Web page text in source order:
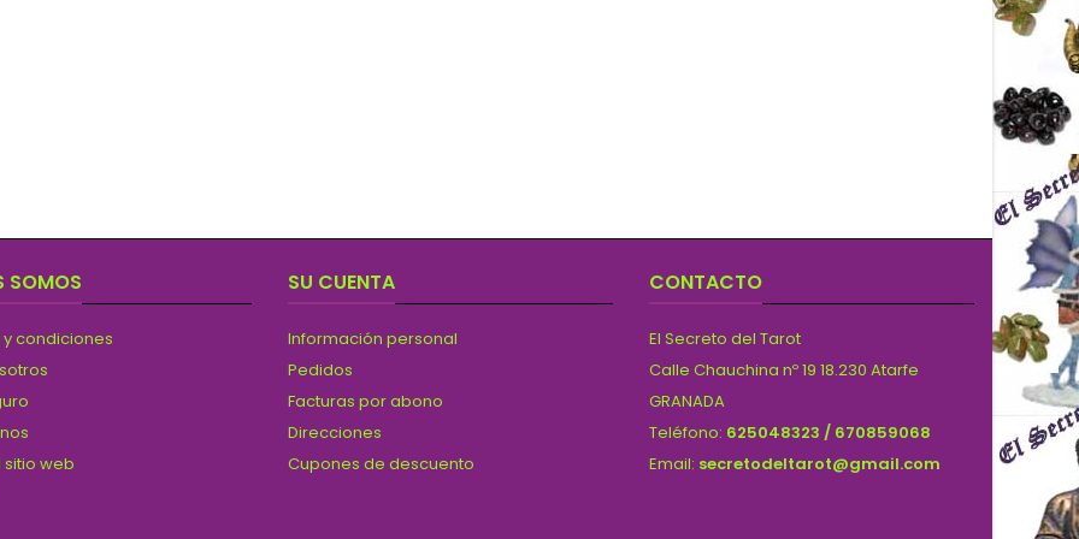
SOMOS
condiciones
web
SU CUENTA
Información personal
Pedidos
Facturas por abono
Direcciones
Cupones de descuento
CONTACTO
El Secreto del Tarot
Calle Chauchina nº 19 18.230 Atarfe
GRANADA
Teléfono: 625048323 / 670859068
Email: secretodeltarot@gmail.com